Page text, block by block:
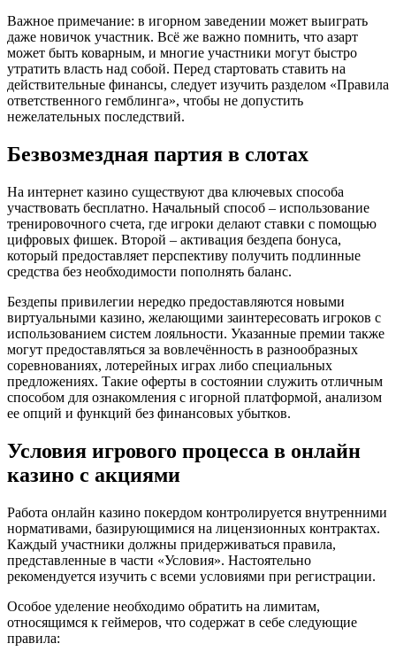
Важное примечание: в игорном заведении может выиграть
даже новичок участник. Всё же важно помнить, что азарт
может быть коварным, и многие участники могут быстро
утратить власть над собой. Перед стартовать ставить на
действительные финансы, следует изучить разделом «Правила
ответственного гемблинга», чтобы не допустить
нежелательных последствий.
Безвозмездная партия в слотах
На интернет казино существуют два ключевых способа
участвовать бесплатно. Начальный способ – использование
тренировочного счета, где игроки делают ставки с помощью
цифровых фишек. Второй – активация бездепа бонуса,
который предоставляет перспективу получить подлинные
средства без необходимости пополнять баланс.
Бездепы привилегии нередко предоставляются новыми
виртуальными казино, желающими заинтересовать игроков с
использованием систем лояльности. Указанные премии также
могут предоставляться за вовлечённость в разнообразных
соревнованиях, лотерейных играх либо специальных
предложениях. Такие оферты в состоянии служить отличным
способом для ознакомления с игорной платформой, анализом
ее опций и функций без финансовых убытков.
Условия игрового процесса в онлайн
казино с акциями
Работа онлайн казино покердом контролируется внутренними
нормативами, базирующимися на лицензионных контрактах.
Каждый участники должны придерживаться правила,
представленные в части «Условия». Настоятельно
рекомендуется изучить с всеми условиями при регистрации.
Особое уделение необходимо обратить на лимитам,
относящимся к геймеров, что содержат в себе следующие
правила: